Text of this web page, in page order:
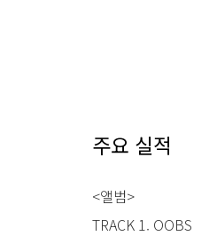
주요 실적
<앨범>
TRACK 1. OOBS